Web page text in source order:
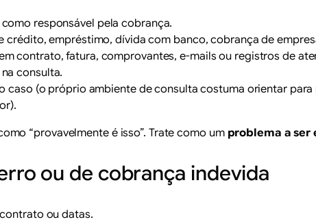
responsável pela cobrança.
crédito, empréstimo, dívida com banco, cobrança de
contrato, fatura, comprovantes, e-mails ou registros de
consulta.
caso (o próprio ambiente de consulta costuma orientar
“provavelmente é isso”. Trate como um problema a ser
ou de cobrança indevida
ou datas.